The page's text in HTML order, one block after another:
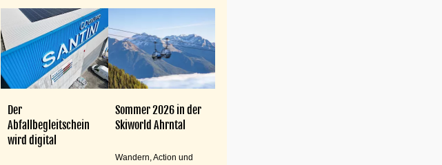
Der
Abfallbegleitschein
wird digital
Sommer 2026 in der
Skiworld Ahrntal
Wandern, Action und